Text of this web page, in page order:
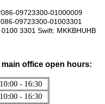
09723300-01000009
09723300-01003301
3301 Swift: MKKBHUHB
office open hours:
10:00 - 16:30
10:00 - 16:30